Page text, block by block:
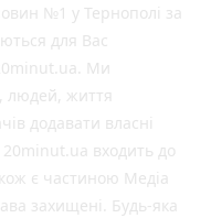
№1 у Тернополі за
для Вас
Ми
людей, життя
додавати власні
20minut.ua входить до
є частиною Медіа
захищені. Будь-яка